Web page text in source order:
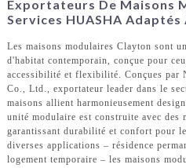
Exportateurs De Maisons
Services HUASHA Adaptés
Les maisons modulaires Clayton sont
d'habitat contemporain, conçue pour
accessibilité et flexibilité. Conçues par
Co., Ltd., exportateur leader dans le
maisons allient harmonieusement
unité modulaire est construite avec des
garantissant durabilité et confort pour
diverses applications – résidence
logement temporaire – les maisons